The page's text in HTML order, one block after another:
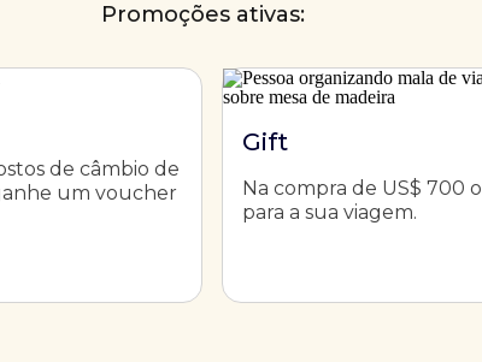
Promoções ativas:
de câmbio de
um voucher
Gift
Na compra de US$ 700
para a sua viagem.